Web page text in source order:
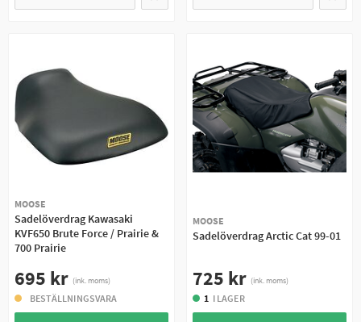
MOOSE
Sadelöverdrag Kawasaki
KVF650 Brute Force / Prairie &
700 Prairie
695 kr (ink. moms)
BESTÄLLNINGSVARA
MOOSE
Sadelöverdrag Arctic Cat 99-01
725 kr (ink. moms)
1 I LAGER